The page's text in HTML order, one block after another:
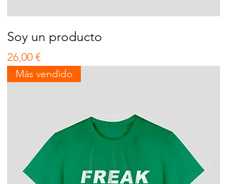
Soy un producto
Precio
26,00 €
Más vendido